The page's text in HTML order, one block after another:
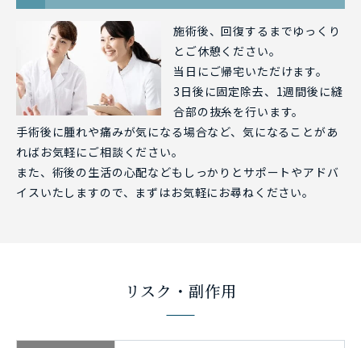
施術後、回復するまでゆっくり
とご休憩ください。
当日にご帰宅いただけます。
3日後に固定除去、1週間後に縫
合部の抜糸を行います。
手術後に腫れや痛みが気になる場合など、気になることがあ
ればお気軽にご相談ください。
また、術後の生活の心配などもしっかりとサポートやアドバ
イスいたしますので、まずはお気軽にお尋ねください。
リスク・副作用